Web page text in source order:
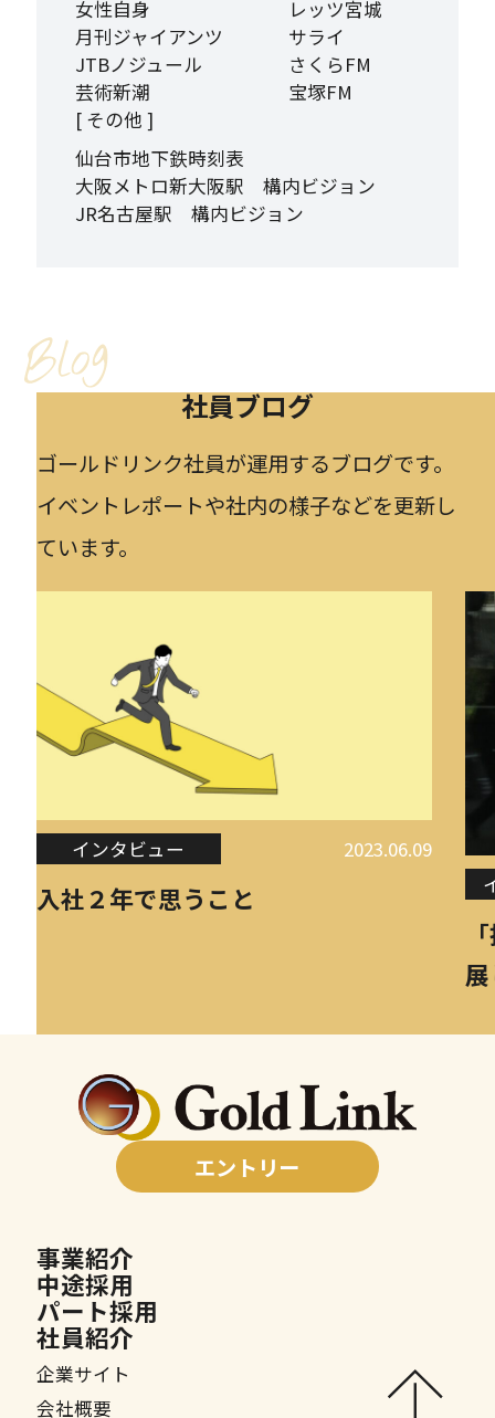
女性自身
月刊ジャイアンツ
JTBノジュール
芸術新潮
レッツ宮城
サライ
さくらFM
宝塚FM
[ その他 ]
仙台市地下鉄時刻表
大阪メトロ新大阪駅 構内ビジョン
JR名古屋駅 構内ビジョン
社員ブログ
ゴールドリンク社員が運用するブログです。
イベントレポートや社内の様子などを更新し
ています。
インタビュー 2023.06.09
入社２年で思うこと
エントリー
事業紹介
中途採用
パート採用
社員紹介
企業サイト
会社概要